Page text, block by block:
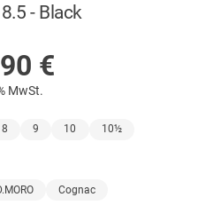
- Black
€
MwSt.
8 9 10
10½
Cognac